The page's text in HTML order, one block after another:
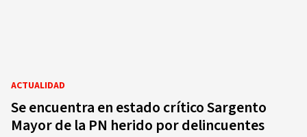
ACTUALIDAD
Se encuentra en estado crítico Sargento
Mayor de la PN herido por delincuentes